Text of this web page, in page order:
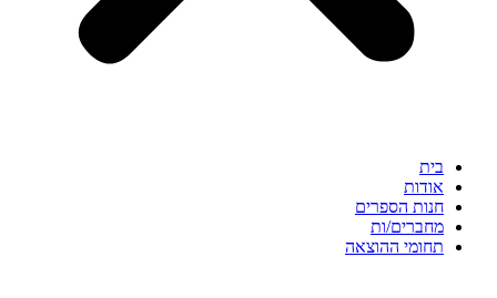
בית
אודות
חנות הספרים
מחברים/ות
תחומי ההוצאה